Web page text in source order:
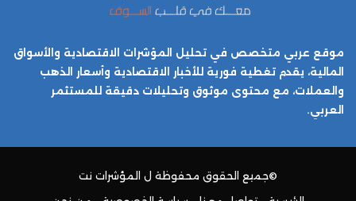
موقع عربي متخصص في تحليل المؤشرات الاقتصادية والأسواق
المالية، يقدم تغطية فورية للأخبار الاقتصادية وأسعار الذهب
والعملات، مع محتوى موثوق وتحليلات دقيقة للمستثمر
العربي.
©جميع الحقوق محفوظة ل المؤشرات نت